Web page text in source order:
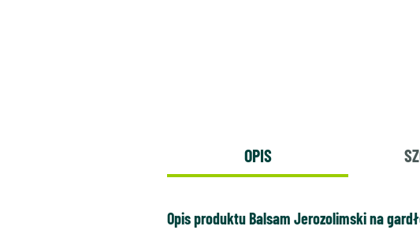
OPIS
Opis produktu Balsam Jerozolimski na